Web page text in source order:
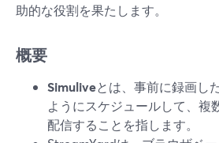
助的な役割を果たします。
概要
Simuliveとは、事前に録画し
ようにスケジュールして、複
配信することを指します。